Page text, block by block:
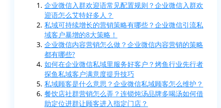
企业微信入群欢迎语常见配置规则？企业微信入群欢
迎语怎么艾特好多人？
私域可持续增长的营销策略有哪些？企业微信引流私
域客户暴增的8大策略！
企业微信内容营销怎么做？企业微信内容营销的策略
都有哪些?
如何在企业微信私域里服务好客户？烤鱼行业先行者
探鱼私域客户满意度提升技巧
私域顾客是什么意思？企业微信私域顾客怎么维护？
餐饮店社群营销怎么弄？连锁炖汤品牌多喝汤如何借
助定位进群让顾客进入指定门店？